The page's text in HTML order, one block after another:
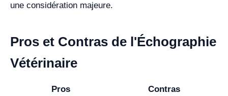
une considération majeure.
Pros et Contras de l'Échographie
Vétérinaire
Pros
Contras